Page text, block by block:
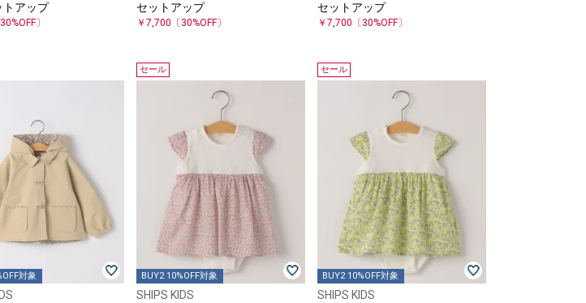
トアップ
30%OFF〕
セットアップ
￥7,700 〔30%OFF〕
セットアップ
￥7,700 〔30%OFF〕
対象
セール
BUY2 10%OFF対象
SHIPS KIDS
セール
BUY2 10%OFF対象
SHIPS KIDS